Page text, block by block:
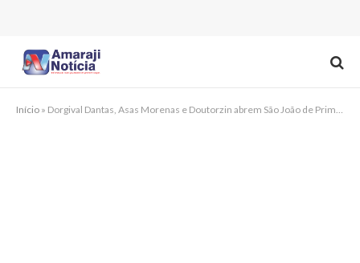
Início » Dorgival Dantas, Asas Morenas e Doutorzin abrem São João de Primavera nesta quinta (12)